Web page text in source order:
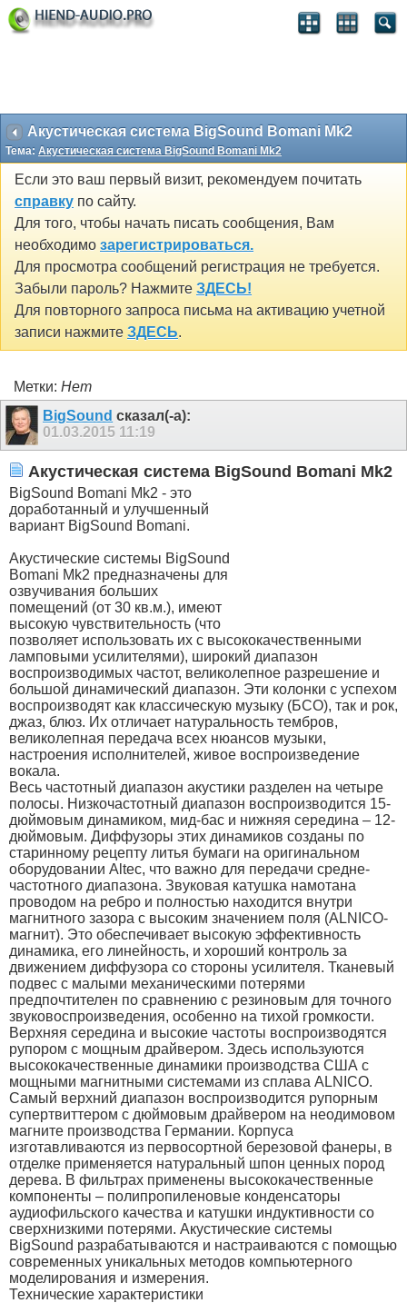
Акустическая система BigSound Bomani Mk2
Тема: Акустическая система BigSound Bomani Mk2
Если это ваш первый визит, рекомендуем почитать
справку по сайту.
Для того, чтобы начать писать сообщения, Вам
необходимо зарегистрироваться.
Для просмотра сообщений регистрация не требуется.
Забыли пароль? Нажмите ЗДЕСЬ!
Для повторного запроса письма на активацию учетной
записи нажмите ЗДЕСЬ.
Метки: Нет
BigSound сказал(-а):
01.03.2015 11:19
Акустическая система BigSound Bomani Mk2
BigSound Bomani Mk2 - это
доработанный и улучшенный
вариант BigSound Bomani.
Акустические системы BigSound
Bomani Mk2 предназначены для
озвучивания больших
помещений (от 30 кв.м.), имеют
высокую чувствительность (что
позволяет использовать их с высококачественными
ламповыми усилителями), широкий диапазон
воспроизводимых частот, великолепное разрешение и
большой динамический диапазон. Эти колонки с успехом
воспроизводят как классическую музыку (БСО), так и рок,
джаз, блюз. Их отличает натуральность тембров,
великолепная передача всех нюансов музыки,
настроения исполнителей, живое воспроизведение
вокала.
Весь частотный диапазон акустики разделен на четыре
полосы. Низкочастотный диапазон воспроизводится 15-
дюймовым динамиком, мид-бас и нижняя середина – 12-
дюймовым. Диффузоры этих динамиков созданы по
старинному рецепту литья бумаги на оригинальном
оборудовании Altec, что важно для передачи средне-
частотного диапазона. Звуковая катушка намотана
проводом на ребро и полностью находится внутри
магнитного зазора с высоким значением поля (ALNICO-
магнит). Это обеспечивает высокую эффективность
динамика, его линейность, и хороший контроль за
движением диффузора со стороны усилителя. Тканевый
подвес с малыми механическими потерями
предпочтителен по сравнению с резиновым для точного
звуковоспроизведения, особенно на тихой громкости.
Верхняя середина и высокие частоты воспроизводятся
рупором с мощным драйвером. Здесь используются
высококачественные динамики производства США с
мощными магнитными системами из сплава ALNICO.
Самый верхний диапазон воспроизводится рупорным
супертвиттером с дюймовым драйвером на неодимовом
магните производства Германии. Корпуса
изготавливаются из первосортной березовой фанеры, в
отделке применяется натуральный шпон ценных пород
дерева. В фильтрах применены высококачественные
компоненты – полипропиленовые конденсаторы
аудиофильского качества и катушки индуктивности со
сверхнизкими потерями. Акустические системы
BigSound разрабатываются и настраиваются с помощью
современных уникальных методов компьютерного
моделирования и измерения.
Технические характеристики